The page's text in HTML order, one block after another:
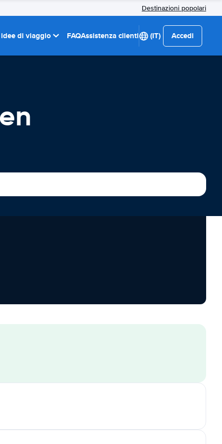
Destinazioni popolari
di viaggio FAQAssistenza clienti (IT) Accedi